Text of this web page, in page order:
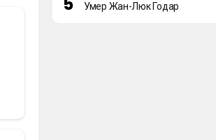
Умер Жан-Люк Годар